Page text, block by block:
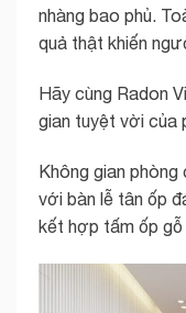
nhàng bao phủ.
quả thật khiến
Hãy cùng Radon
gian tuyệt vời của
Không gian
với bàn lễ tân ốp
kết hợp tấm ốp gỗ